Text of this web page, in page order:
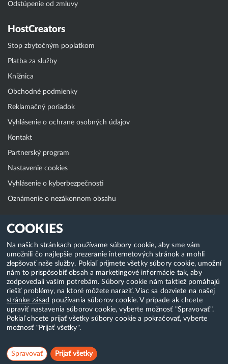
COOKIES
Na našich stránkach používame súbory cookie, aby sme vám
umožnili čo najlepšie prezeranie internetových stránok a mohli
zlepšovať naše služby. Pokiaľ prijmete všetky súbory cookie, umožní
nám to prispôsobiť obsah a marketingové informácie tak, aby
zodpovedali vašim potrebám. Súbory cookie nám taktiež pomáhajú
riešiť problémy, na ktoré môžete naraziť. Viac sa dozviete na našej
stránke zásad používania súborov cookie. V prípade ak chcete
upraviť nastavenia súborov cookie, vyberte možnosť "Spravovať".
Pokiaľ chcete prijať všetky súbory cookie a pokračovať, vyberte
možnosť "Prijať všetky".
Spravovať Prijať všetky
Odstúpenie od zmluvy
HostCreators
Stop zbytočným poplatkom
Platba za služby
Knižnica
Obchodné podmienky
Reklamačný poriadok
Vyhlásenie o ochrane osobných údajov
Kontakt
Partnerský program
Nastavenie cookies
Vyhlásenie o kyberbezpečnosti
Oznámenie o nezákonnom obsahu
Klientská zóna
WebAdmin
WebMail
Zmena hesla (E-mail, FTP, SSH)
Webhosting
Domény
Copyright & 2018-2026 HostCreators. Všetky práva vyhradené